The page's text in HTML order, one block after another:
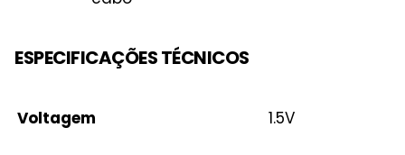
ESPECIFICAÇÕES TÉCNICOS
Voltagem 1.5V